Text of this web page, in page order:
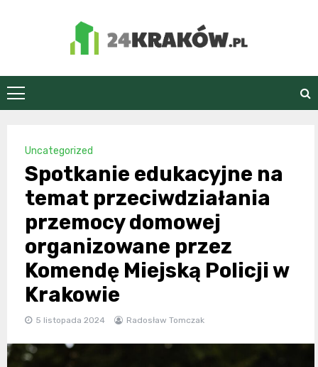
24Kraków.pl
Uncategorized
Spotkanie edukacyjne na
temat przeciwdziałania
przemocy domowej
organizowane przez
Komendę Miejską Policji w
Krakowie
5 listopada 2024 Radosław Tomczak